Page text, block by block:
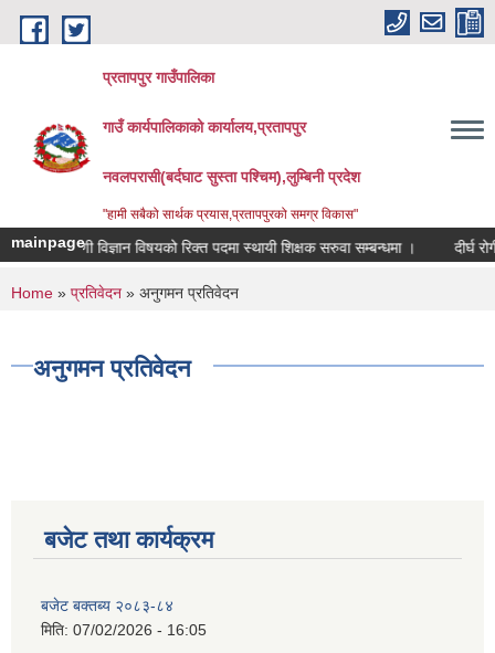
Skip to main content
प्रतापपुर गाउँपालिका
गाउँ कार्यपालिकाको कार्यालय,प्रतापपुर
नवलपरासी(बर्दघाट सुस्ता पश्चिम),लुम्बिनी प्रदेश
"हामी सबैको सार्थक प्रयास,प्रतापपुरको समग्र विकास"
mainpage
श्रेणी विज्ञान विषयको रिक्त पदमा स्थायी शिक्षक सरुवा सम्बन्धमा । दीर्घ
You are here
Home » प्रतिवेदन » अनुगमन प्रतिवेदन
अनुगमन प्रतिवेदन
बजेट तथा कार्यक्रम
बजेट बक्तब्य २०८३-८४
मिति: 07/02/2026 - 16:05